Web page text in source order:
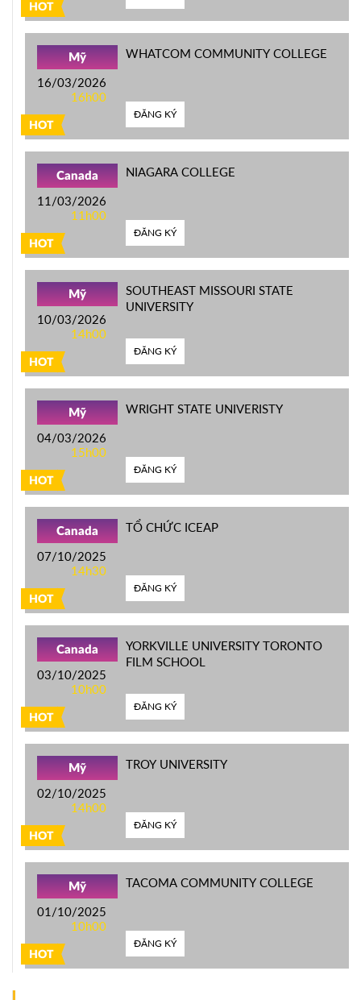
HOT
HOT
Mỹ
16/03/2026
16h00
WHATCOM COMMUNITY COLLEGE
ĐĂNG KÝ
HOT
Canada
11/03/2026
11h00
NIAGARA COLLEGE
ĐĂNG KÝ
HOT
Mỹ
10/03/2026
14h00
SOUTHEAST MISSOURI STATE
UNIVERSITY
ĐĂNG KÝ
HOT
Mỹ
04/03/2026
15h00
WRIGHT STATE UNIVERISTY
ĐĂNG KÝ
HOT
Canada
07/10/2025
14h30
TỔ CHỨC ICEAP
ĐĂNG KÝ
HOT
Canada
03/10/2025
10h00
YORKVILLE UNIVERSITY TORONTO
FILM SCHOOL
ĐĂNG KÝ
HOT
Mỹ
02/10/2025
14h00
TROY UNIVERSITY
ĐĂNG KÝ
HOT
Mỹ
01/10/2025
10h00
TACOMA COMMUNITY COLLEGE
ĐĂNG KÝ